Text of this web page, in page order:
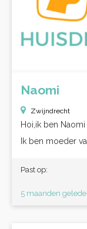
Naomi
Zwijndrecht
Hoi,ik ben
Ik ben moeder
Past op:
5 maanden